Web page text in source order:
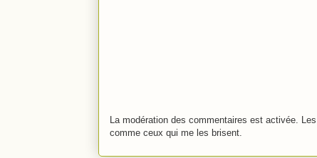
La modération des commentaires est activée.
comme ceux qui me les brisent.